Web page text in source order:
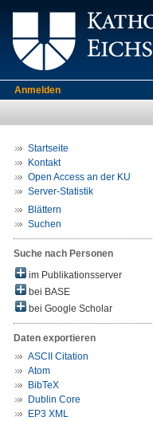
Anmelden
Startseite
Kontakt
Open Access an der KU
Server-Statistik
Blättern
Suchen
Suche nach Personen
im Publikationsserver
bei BASE
bei Google Scholar
Daten exportieren
ASCII Citation
Atom
BibTeX
Dublin Core
EP3 XML